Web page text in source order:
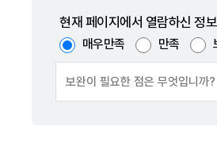
현재 페이지에서 열람하신 정
매우만족 만족